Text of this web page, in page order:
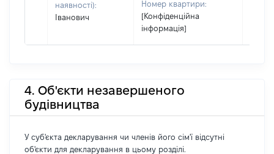
наявності):
Іванович
Номер квартири:
[Конфіденційна
інформація]
4. Об'єкти незавершеного
будівництва
У суб'єкта декларування чи членів його сім'ї відсутні
об'єкти для декларування в цьому розділі.